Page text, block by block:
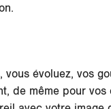
vous évoluez, vos
de même pour vos